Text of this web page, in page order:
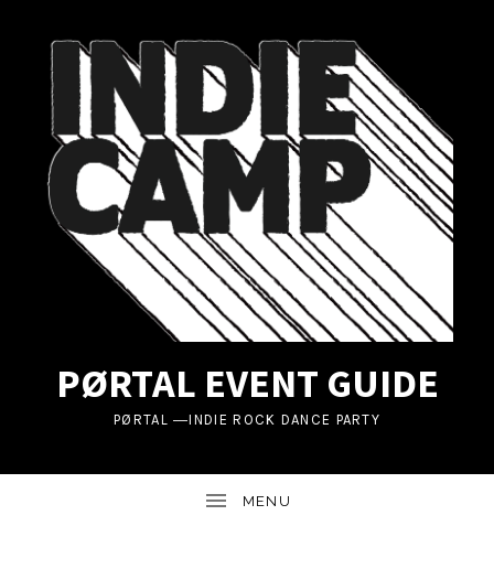
PØRTAL EVENT GUIDE
PØRTAL ―INDIE ROCK DANCE PARTY